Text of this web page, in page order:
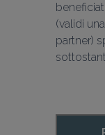
(validi
partner)